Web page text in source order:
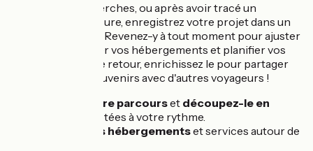
Au fil de vos recherches, ou après avoir tracé un
itinéraire sur-mesure, enregistrez votre projet dans un
Carnet de voyage. Revenez-y à tout moment pour ajuster
votre tracé, ajouter vos hébergements et planifier vos
visites. Une fois de retour, enrichissez le pour partager
vos plus beaux souvenirs avec d'autres voyageurs !
Ajustez votre parcourset découpez-le en
adaptées à votre rythme.
Ajoutez vos hébergementset services autour de